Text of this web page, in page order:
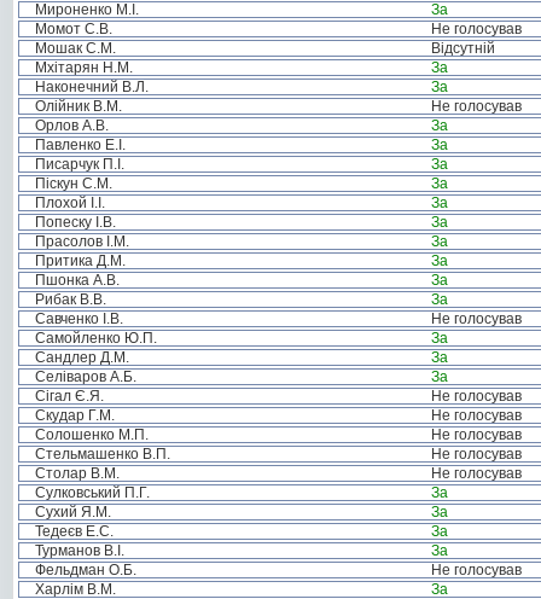
Мироненко М.І.
За
Момот С.В.
Не голосував
Мошак С.М.
Відсутній
Мхітарян Н.М.
За
Наконечний В.Л.
За
Олійник В.М.
Не голосував
Орлов А.В.
За
Павленко Е.І.
За
Писарчук П.І.
За
Піскун С.М.
За
Плохой І.І.
За
Попеску І.В.
За
Прасолов І.М.
За
Притика Д.М.
За
Пшонка А.В.
За
Рибак В.В.
За
Савченко І.В.
Не голосував
Самойленко Ю.П.
За
Сандлер Д.М.
За
Селіваров А.Б.
За
Сігал Є.Я.
Не голосував
Скудар Г.М.
Не голосував
Солошенко М.П.
Не голосував
Стельмашенко В.П.
Не голосував
Столар В.М.
Не голосував
Сулковський П.Г.
За
Сухий Я.М.
За
Тедеєв Е.С.
За
Турманов В.І.
За
Фельдман О.Б.
Не голосував
Харлім В.М.
За